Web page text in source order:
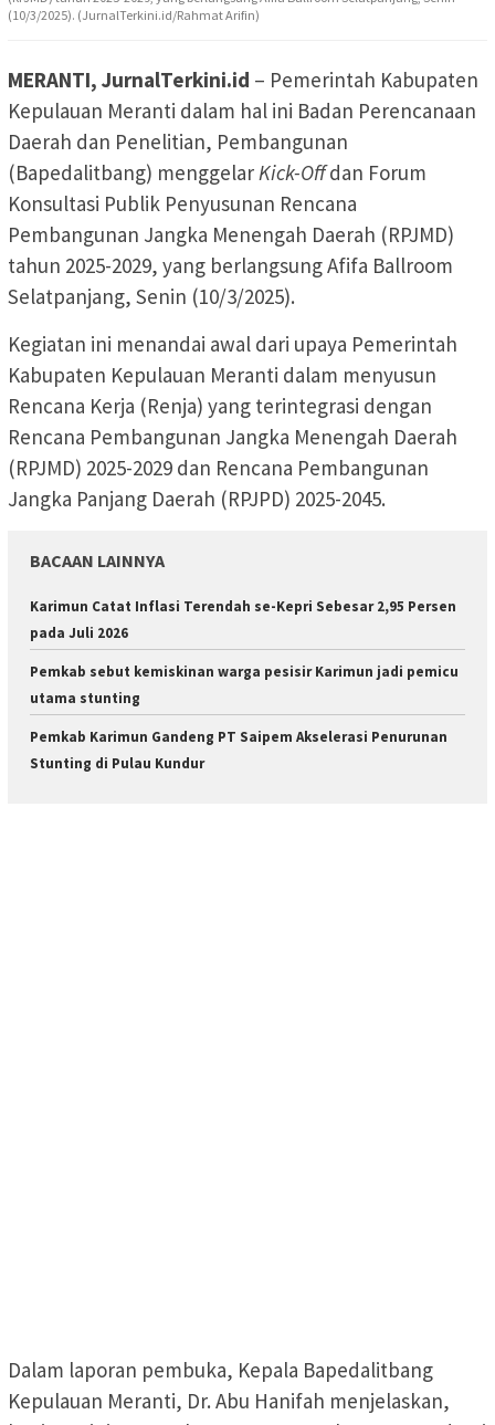
(10/3/2025). (JurnalTerkini.id/Rahmat Arifin)
MERANTI, JurnalTerkini.id – Pemerintah Kabupaten
Kepulauan Meranti dalam hal ini Badan Perencanaan
Daerah dan Penelitian, Pembangunan
(Bapedalitbang) menggelarKick-Offdan Forum
Konsultasi Publik Penyusunan Rencana
Pembangunan Jangka Menengah Daerah (RPJMD)
tahun 2025-2029, yang berlangsung Afifa Ballroom
Selatpanjang, Senin (10/3/2025).
Kegiatan ini menandai awal dari upaya Pemerintah
Kabupaten Kepulauan Meranti dalam menyusun
Rencana Kerja (Renja) yang terintegrasi dengan
Rencana Pembangunan Jangka Menengah Daerah
(RPJMD) 2025-2029 dan Rencana Pembangunan
Jangka Panjang Daerah (RPJPD) 2025-2045.
BACAAN LAINNYA
Karimun Catat Inflasi Terendah se-Kepri Sebesar 2,95 Persen
pada Juli 2026
Pemkab sebut kemiskinan warga pesisir Karimun jadi pemicu
utama stunting
Pemkab Karimun Gandeng PT Saipem Akselerasi Penurunan
Stunting di Pulau Kundur
Dalam laporan pembuka, Kepala Bapedalitbang
Kepulauan Meranti, Dr. Abu Hanifah menjelaskan,